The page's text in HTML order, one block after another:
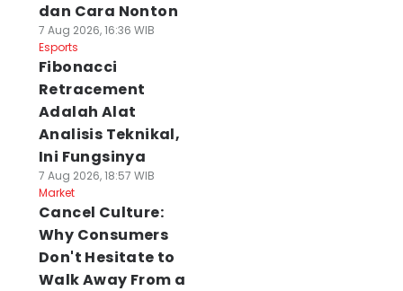
dan Cara Nonton
7 Aug 2026, 16:36 WIB
Esports
Fibonacci
Retracement
Adalah Alat
Analisis Teknikal,
Ini Fungsinya
7 Aug 2026, 18:57 WIB
Market
Cancel Culture:
Why Consumers
Don't Hesitate to
Walk Away From a